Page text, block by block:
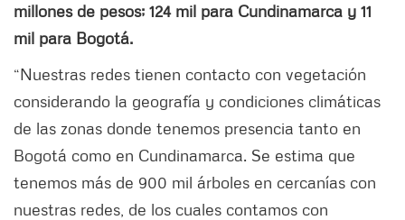
millones de pesos; 124 mil para Cundinamarca y 11
mil para Bogotá.
“Nuestras redes tienen contacto con vegetación
considerando la geografía y condiciones climáticas
de las zonas donde tenemos presencia tanto en
Bogotá como en Cundinamarca. Se estima que
tenemos más de 900 mil árboles en cercanías con
nuestras redes, de los cuales contamos con